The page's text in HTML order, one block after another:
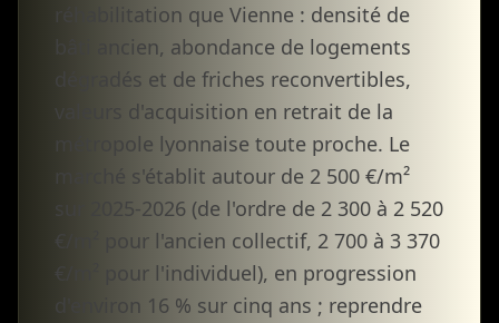
réhabilitation que Vienne : densité de
bâti ancien, abondance de logements
dégradés et de friches reconvertibles,
valeurs d'acquisition en retrait de la
métropole lyonnaise toute proche. Le
marché s'établit autour de 2 500 €/m²
sur 2025-2026 (de l'ordre de 2 300 à 2 520
€/m² pour l'ancien collectif, 2 700 à 3 370
€/m² pour l'individuel), en progression
d'environ 16 % sur cinq ans ; reprendre